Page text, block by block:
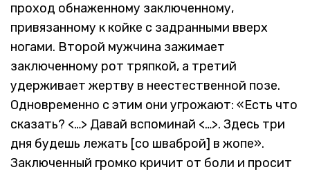
проход обнаженному заключенному,
привязанному к койке с задранными вверх
ногами. Второй мужчина зажимает
заключенному рот тряпкой, а третий
удерживает жертву в неестественной позе.
Одновременно с этим они угрожают: «Есть что
сказать? <…> Давай вспоминай <…>. Здесь три
дня будешь лежать [со шваброй] в жопе».
Заключенный громко кричит от боли и просит